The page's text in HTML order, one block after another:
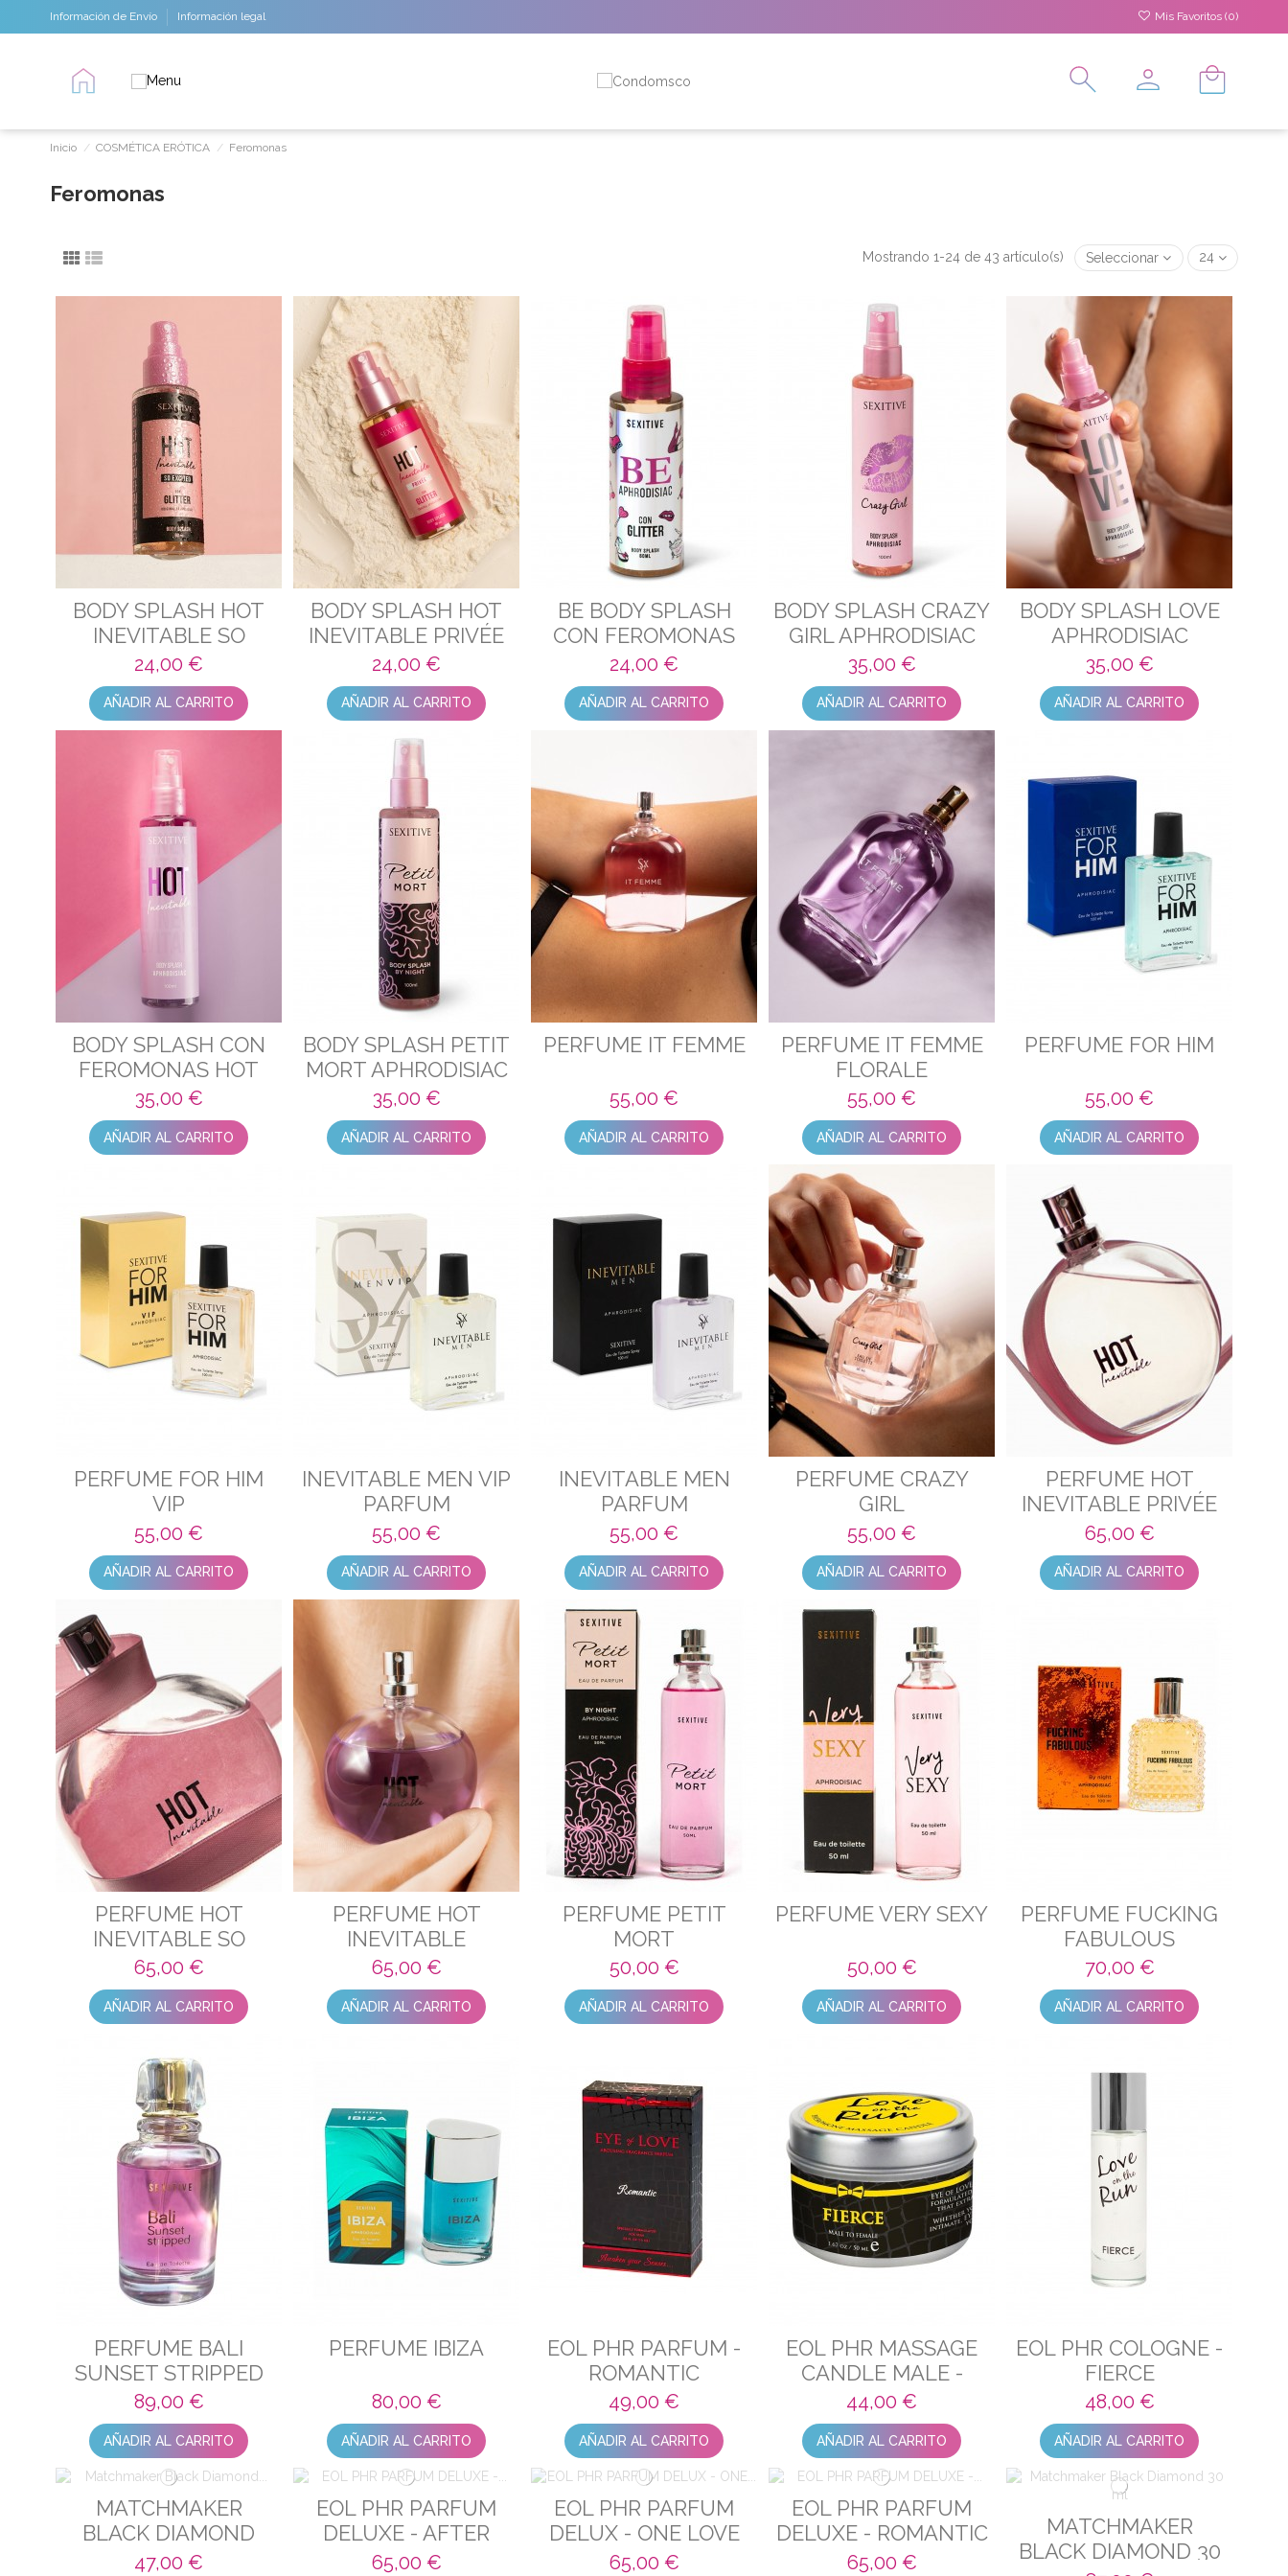
Información de Envío Información legal Mis Favoritos (0)
Inicio COSMÉTICA ERÓTICA Feromonas
Feromonas
Mostrando 1-24 de 43 artículo(s) Seleccionar 24
BODY SPLASH HOT
INEVITABLE SO
EXCITED CON
GLITTER
24,00 €
AÑADIR AL CARRITO
BODY SPLASH HOT
INEVITABLE PRIVÉE
CON GLITTER
24,00 €
AÑADIR AL CARRITO
BE BODY SPLASH
CON FEROMONAS
CON GLITTER!
24,00 €
AÑADIR AL CARRITO
BODY SPLASH CRAZY
GIRL APHRODISIAC
35,00 €
AÑADIR AL CARRITO
BODY SPLASH LOVE
APHRODISIAC
35,00 €
AÑADIR AL CARRITO
BODY SPLASH CON
FEROMONAS HOT
INEVITABLE
35,00 €
AÑADIR AL CARRITO
BODY SPLASH PETIT
MORT APHRODISIAC
35,00 €
AÑADIR AL CARRITO
PERFUME IT FEMME
55,00 €
AÑADIR AL CARRITO
PERFUME IT FEMME
FLORALE
55,00 €
AÑADIR AL CARRITO
PERFUME FOR HIM
55,00 €
AÑADIR AL CARRITO
PERFUME FOR HIM
VIP
55,00 €
AÑADIR AL CARRITO
INEVITABLE MEN VIP
PARFUM
55,00 €
AÑADIR AL CARRITO
INEVITABLE MEN
PARFUM
55,00 €
AÑADIR AL CARRITO
PERFUME CRAZY
GIRL
55,00 €
AÑADIR AL CARRITO
PERFUME HOT
INEVITABLE PRIVÉE
65,00 €
AÑADIR AL CARRITO
PERFUME HOT
INEVITABLE SO
EXCITED
65,00 €
AÑADIR AL CARRITO
PERFUME HOT
INEVITABLE
65,00 €
AÑADIR AL CARRITO
PERFUME PETIT
MORT
50,00 €
AÑADIR AL CARRITO
PERFUME VERY SEXY
50,00 €
AÑADIR AL CARRITO
PERFUME FUCKING
FABULOUS
70,00 €
AÑADIR AL CARRITO
PERFUME BALI
SUNSET STRIPPED
89,00 €
AÑADIR AL CARRITO
PERFUME IBIZA
80,00 €
AÑADIR AL CARRITO
EOL PHR PARFUM -
ROMANTIC
49,00 €
AÑADIR AL CARRITO
EOL PHR MASSAGE
CANDLE MALE -
FIERCE
44,00 €
AÑADIR AL CARRITO
EOL PHR COLOGNE -
FIERCE
48,00 €
AÑADIR AL CARRITO
MATCHMAKER
BLACK DIAMOND
ATTRACT HER 10 ML
47,00 €
EOL PHR PARFUM
DELUXE - AFTER
DARK
65,00 €
EOL PHR PARFUM
DELUX - ONE LOVE
65,00 €
EOL PHR PARFUM
DELUXE - ROMANTIC
65,00 €
MATCHMAKER
BLACK DIAMOND 30